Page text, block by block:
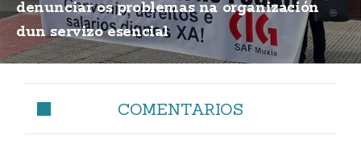
denunciar os problemas na organización
dun servizo esencial
COMENTARIOS